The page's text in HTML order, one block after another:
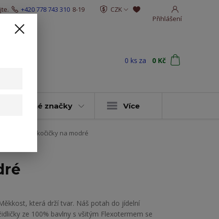
CZK
Přihlášení
+420 778 743 310 8-19
0 ks za 0 Kč
vybrané značky Více
židličky kočičky na modré
která drží tvar. Náš potah do jídelní
ze 100% bavlny s všitým Flexotermem se